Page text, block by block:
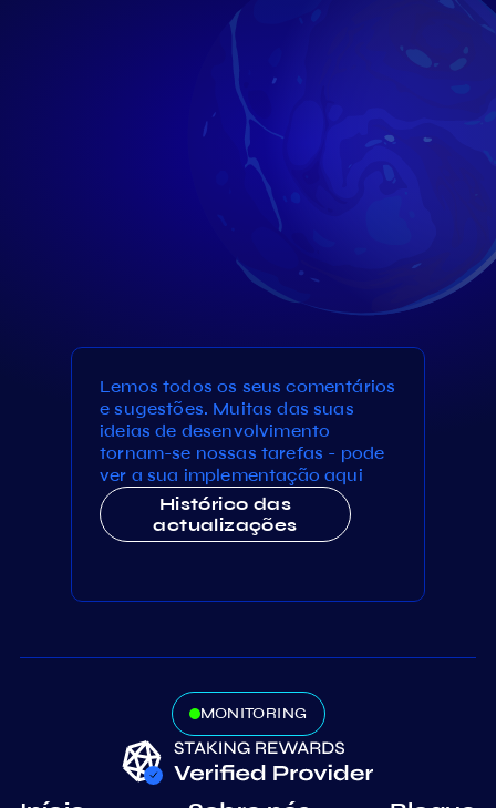
Lemos todos os seus comentários
e sugestões. Muitas das suas
ideias de desenvolvimento
tornam-se nossas tarefas - pode
ver a sua implementação aqui
Histórico das
actualizações
MONITORING